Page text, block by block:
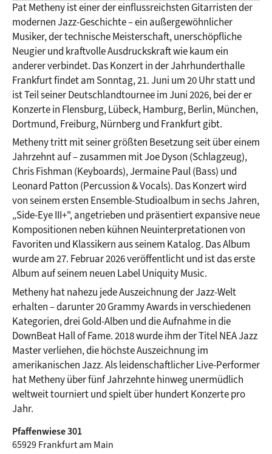
Pfaffenwiese 301
65929 Frankfurt am Main
Pat Metheny ist einer der einflussreichsten Gitarristen der
modernen Jazz-Geschichte – ein außergewöhnlicher
Musiker, der technische Meisterschaft, unerschöpfliche
Neugier und kraftvolle Ausdruckskraft wie kaum ein
anderer verbindet. Das Konzert in der Jahrhunderthalle
Frankfurt findet am Sonntag, 21. Juni um 20 Uhr statt und
ist Teil seiner Deutschlandtournee im Juni 2026, bei der er
Konzerte in Flensburg, Lübeck, Hamburg, Berlin, München,
Dortmund, Freiburg, Nürnberg und Frankfurt gibt.
Metheny tritt mit seiner größten Besetzung seit über einem
Jahrzehnt auf – zusammen mit Joe Dyson (Schlagzeug),
Chris Fishman (Keyboards), Jermaine Paul (Bass) und
Leonard Patton (Percussion & Vocals). Das Konzert wird
von seinem ersten Ensemble-Studioalbum in sechs Jahren,
„Side-Eye III+", angetrieben und präsentiert expansive neue
Kompositionen neben kühnen Neuinterpretationen von
Favoriten und Klassikern aus seinem Katalog. Das Album
wurde am 27. Februar 2026 veröffentlicht und ist das erste
Album auf seinem neuen Label Uniquity Music.
Metheny hat nahezu jede Auszeichnung der Jazz-Welt
erhalten – darunter 20 Grammy Awards in verschiedenen
Kategorien, drei Gold-Alben und die Aufnahme in die
DownBeat Hall of Fame. 2018 wurde ihm der Titel NEA Jazz
Master verliehen, die höchste Auszeichnung im
amerikanischen Jazz. Als leidenschaftlicher Live-Performer
hat Metheny über fünf Jahrzehnte hinweg unermüdlich
weltweit tourniert und spielt über hundert Konzerte pro
Jahr.